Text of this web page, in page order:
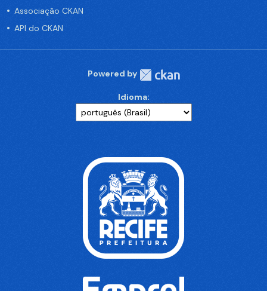
Associação CKAN
API do CKAN
Powered by
Idioma